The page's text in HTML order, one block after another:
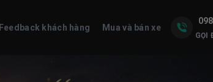
Feedback khách hàng Mua và bán xe
GỌI